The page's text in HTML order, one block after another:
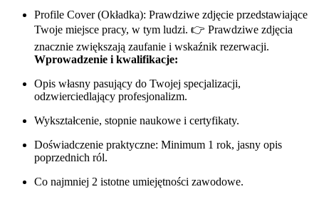
Profile Cover (Okładka): Prawdziwe zdjęcie przedstawiające
Twoje miejsce pracy, w tym ludzi. 👉 Prawdziwe zdjęcia
znacznie zwiększają zaufanie i wskaźnik rezerwacji.
Wprowadzenie i kwalifikacje:
Opis własny pasujący do Twojej specjalizacji,
odzwierciedlający profesjonalizm.
Wykształcenie, stopnie naukowe i certyfikaty.
Doświadczenie praktyczne: Minimum 1 rok, jasny opis
poprzednich ról.
Co najmniej 2 istotne umiejętności zawodowe.